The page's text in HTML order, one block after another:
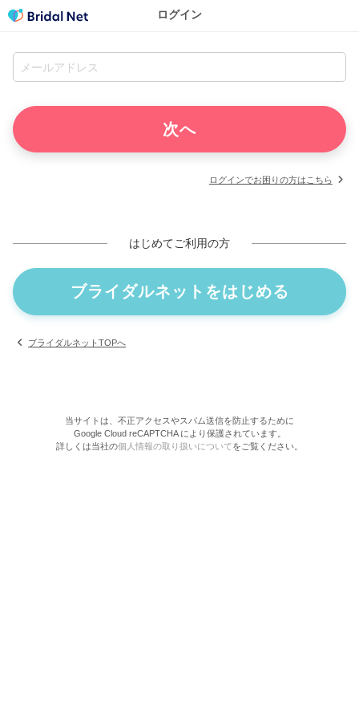
ログイン
ログインでお困りの方はこちら
はじめてご利用の方
ブライダルネットをはじめる
ブライダルネットTOPへ
当サイトは、不正アクセスやスパム送信を防止するために
Google Cloud reCAPTCHA により保護されています。
詳しくは当社の個人情報の取り扱いについてをご覧ください。